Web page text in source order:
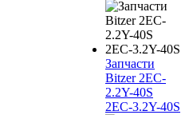
Запчасти
Bitzer 2EC-
2.2Y-40S
2EC-3.2Y-40S